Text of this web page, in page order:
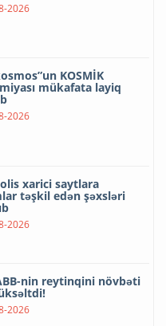
2026
KOSMİK
mükafata layiq
2026
xarici saytlara
təşkil edən şəxsləri
2026
nin reytinqini növbəti
2026